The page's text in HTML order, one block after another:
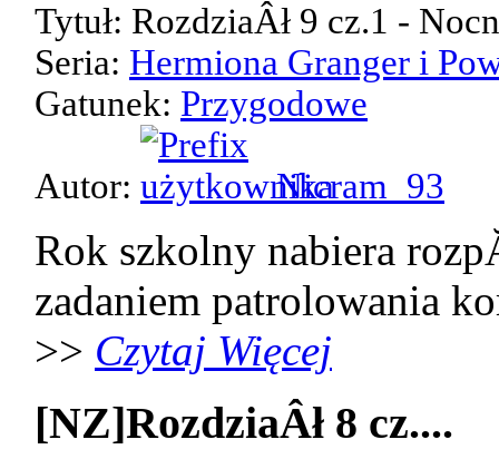
Tytuł: RozdziaÂł 9 cz.1 -
Seria: Hermiona Granger i
Gatunek: Przygodowe
Autor: Nicram_93
Rok szkolny nabiera
zadaniem patrolowania
>> Czytaj Więcej
[NZ]RozdziaÂł 8 cz....